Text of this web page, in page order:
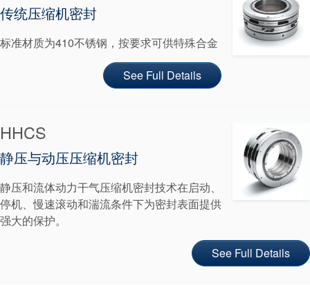
地点
文章
传统压缩机密封
标准材质为410不锈钢，按要求可供特殊合金
See Full Details
HHCS
静压与动压压缩机密封
静压和流体动力干气压缩机密封技术在启动、
停机、慢速滚动和湍流条件下为密封表面提供
强大的保护。
See Full Details